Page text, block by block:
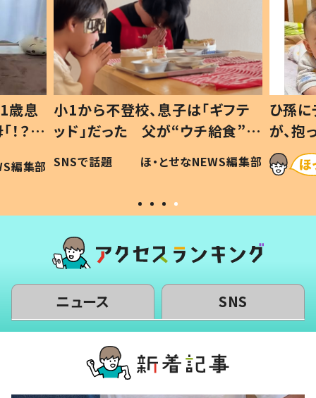
歳息
？」
編集部
小1から不登校、息子は「ギフテ
ッド」だった 父が“ウチ給食”を
作り続ける理由とは #令和の親
#令和の子
SNSで話題 ほ・とせなNEWS編集部
ひ孫
が、
「涙が
い」
ニュース SNS